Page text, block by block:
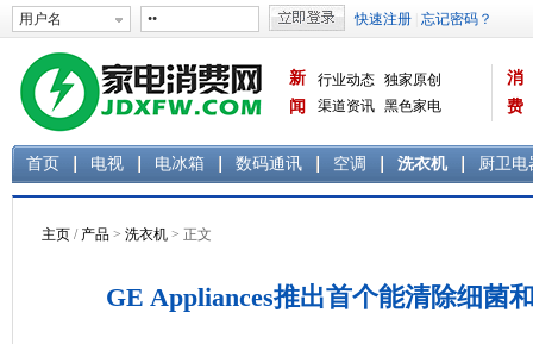
新
闻
行业动态 独家原创
渠道资讯 黑色家电
消
费
首页 电视 电冰箱 数码通讯 空调 洗衣机 厨卫电
主页 / 产品 > 洗衣机 > 正文
GE Appliances推出首个能清除细菌